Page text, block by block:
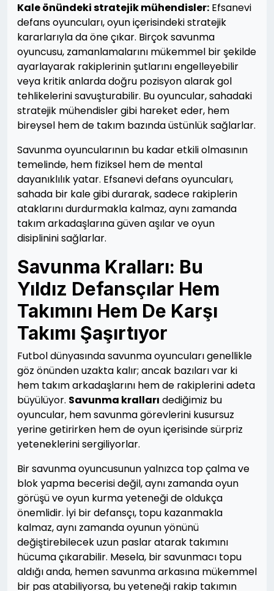
Kale önündeki stratejik mühendisler: Efsanevi
defans oyuncuları, oyun içerisindeki stratejik
kararlarıyla da öne çıkar. Birçok savunma
oyuncusu, zamanlamalarını mükemmel bir şekilde
ayarlayarak rakiplerinin şutlarını engelleyebilir
veya kritik anlarda doğru pozisyon alarak gol
tehlikelerini savuşturabilir. Bu oyuncular, sahadaki
stratejik mühendisler gibi hareket eder, hem
bireysel hem de takım bazında üstünlük sağlarlar.
Savunma oyuncularının bu kadar etkili olmasının
temelinde, hem fiziksel hem de mental
dayanıklılık yatar. Efsanevi defans oyuncuları,
sahada bir kale gibi durarak, sadece rakiplerin
ataklarını durdurmakla kalmaz, aynı zamanda
takım arkadaşlarına güven aşılar ve oyun
disiplinini sağlarlar.
Savunma Kralları: Bu
Yıldız Defansçılar Hem
Takımını Hem De Karşı
Takımı Şaşırtıyor
Futbol dünyasında savunma oyuncuları genellikle
göz önünden uzakta kalır; ancak bazıları var ki
hem takım arkadaşlarını hem de rakiplerini adeta
büyülüyor. Savunma kralları dediğimiz bu
oyuncular, hem savunma görevlerini kusursuz
yerine getirirken hem de oyun içerisinde sürpriz
yeteneklerini sergiliyorlar.
Bir savunma oyuncusunun yalnızca top çalma ve
blok yapma becerisi değil, aynı zamanda oyun
görüşü ve oyun kurma yeteneği de oldukça
önemlidir. İyi bir defansçı, topu kazanmakla
kalmaz, aynı zamanda oyunun yönünü
değiştirebilecek uzun paslar atarak takımını
hücuma çıkarabilir. Mesela, bir savunmacı topu
aldığı anda, hemen savunma arkasına mükemmel
bir pas atabiliyorsa, bu yeteneği rakip takımın